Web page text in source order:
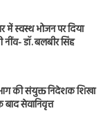
में स्वस्थ भोजन पर दिया
डॉ. बलबीर सिंह
की संयुक्त निदेशक शिखा
बाद सेवानिवृत्त